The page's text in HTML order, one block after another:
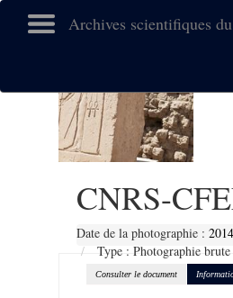
Archives scientifiques
CNRS-
Date de la photographie : 2014
Type : Photographie brute
Consulter le document